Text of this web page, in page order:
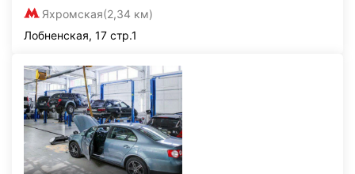
Яхромская(2,34 км)
Лобненская, 17 стр.1